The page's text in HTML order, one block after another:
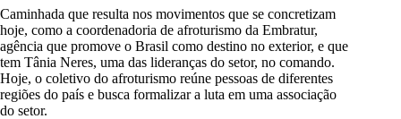
Caminhada que resulta nos movimentos que se concretizam
hoje, como a coordenadoria de afroturismo da Embratur,
agência que promove o Brasil como destino no exterior, e que
tem Tânia Neres, uma das lideranças do setor, no comando.
Hoje, o coletivo do afroturismo reúne pessoas de diferentes
regiões do país e busca formalizar a luta em uma associação
do setor.